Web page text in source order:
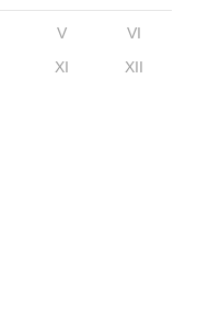
V
VI
XI XII